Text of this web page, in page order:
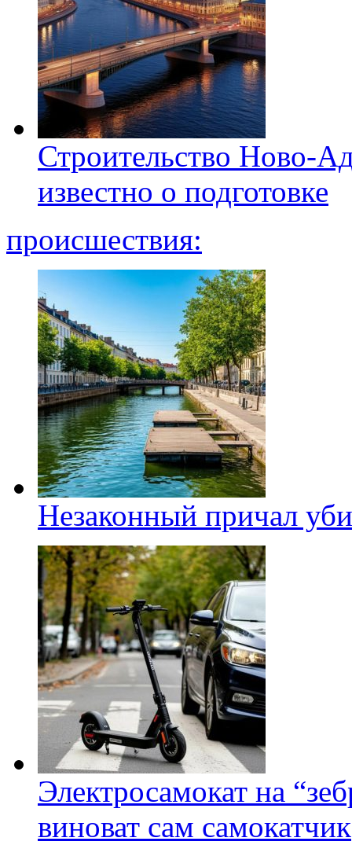
Строительство Ново-
известно о подготовке
происшествия:
Незаконный причал
Электросамокат на
виноват сам самокатчик